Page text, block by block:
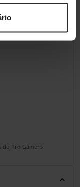
do Pro Gamers